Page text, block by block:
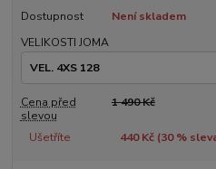
Dostupnost
Není skladem
VELIKOSTI JOMA
Cena před
slevou
1 490 Kč
Ušetříte 440 Kč (30%